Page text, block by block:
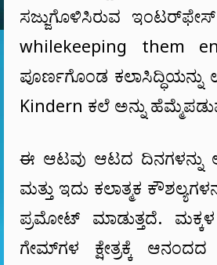
ಸಜ್ಜುಗೊಳಿಸಿರುವ ಇಂಟರ್‌ಫೇಸ್
whilekeeping them
ಪೂರ್ಣಗೊಂಡ ಕಲಾಸಿದ್ಧಿಯನ್ನು
Kindern ಕಲೆ ಅನ್ನು
ಈ ಆಟವು ಆಟದ ದಿನಗಳನ್ನು
ಮತ್ತು ಇದು ಕಲಾತ್ಮಕ
ಪ್ರಮೋಟ್ ಮಾಡುತ್ತದೆ.
ಗೇಮ್‌ಗಳ ಕ್ಷೇತ್ರಕ್ಕೆ